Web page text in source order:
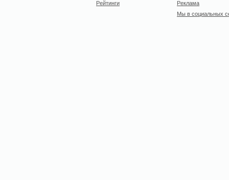
Рейтинги
Реклама
Мы в социальных